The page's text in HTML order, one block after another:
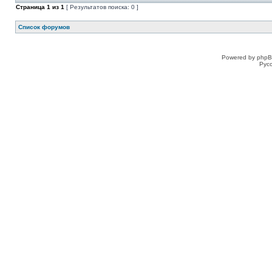
Страница 1 из 1 [ Результатов поиска: 0 ]
Список форумов
Powered by